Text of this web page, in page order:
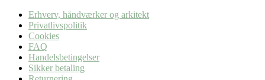
Erhverv, håndværker og arkitekt
Privatlivspolitik
Cookies
FAQ
Handelsbetingelser
Sikker betaling